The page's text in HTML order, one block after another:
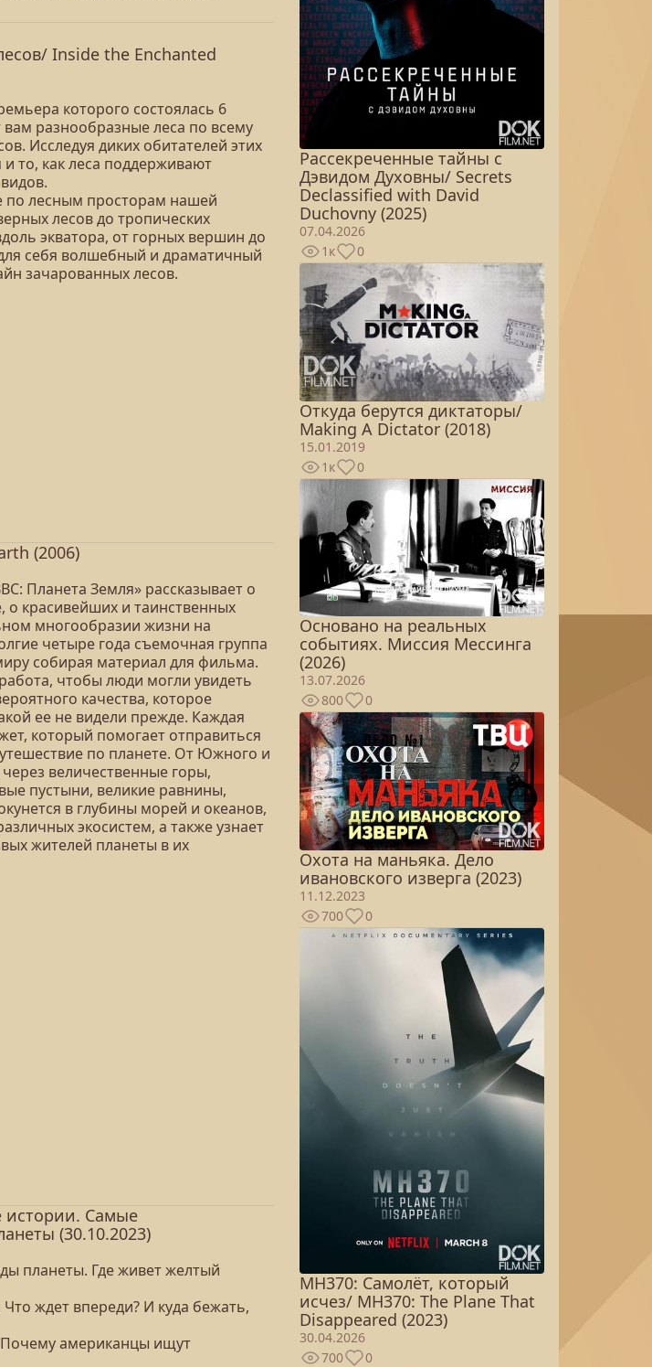
Inside the Enchanted
которого состоялась 6
вам разнообразные леса по всему
Исследуя диких обитателей этих
то, как леса поддерживают
по лесным просторам нашей
лесов до тропических
экватора, от горных вершин до
себя волшебный и драматичный
зачарованных лесов.
(2006)
Планета Земля» рассказывает о
о красивейших и таинственных
многообразии жизни на
четыре года съемочная группа
собирая материал для фильма.
чтобы люди могли увидеть
качества, которое
ее не видели прежде. Каждая
который помогает отправиться
по планете. От Южного и
величественные горы,
пустыни, великие равнины,
в глубины морей и океанов,
экосистем, а также узнает
жителей планеты в их
истории. Самые
(30.10.2023)
планеты. Где живет желтый
ждет впереди? И куда бежать,
американцы ищут
Рассекреченные тайны с
Дэвидом Духовны/ Secrets
Declassified with David
Duchovny (2025)
07.04.2026
1к
0
Откуда берутся диктаторы/
Making A Dictator (2018)
15.01.2019
1к
0
Основано на реальных
событиях. Миссия Мессинга
(2026)
13.07.2026
800
0
Охота на маньяка. Дело
ивановского изверга (2023)
11.12.2023
700
0
MH370: Самолёт, который
исчез/ MH370: The Plane That
Disappeared (2023)
30.04.2026
700
0